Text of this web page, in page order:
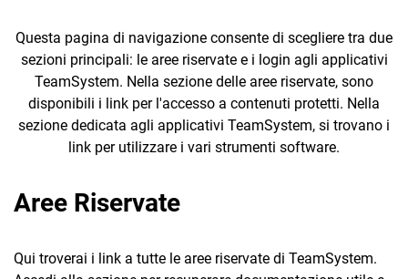
Ecommerce
Fatturazione
Questa pagina di navigazione consente di scegliere tra due
sezioni principali: le aree riservate e i login agli applicativi
TeamSystem. Nella sezione delle aree riservate, sono
disponibili i link per l'accesso a contenuti protetti. Nella
sezione dedicata agli applicativi TeamSystem, si trovano i
link per utilizzare i vari strumenti software.
Aree Riservate
Qui troverai i link a tutte le aree riservate di TeamSystem.